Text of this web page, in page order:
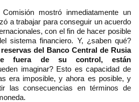
mostró inmediatamente un
a trabajar para conseguir un acuerdo
con el fin de hacer posible
sistema financiero. Y, ¿saben qué?
del Banco Central de Rusia
fuera de su control, están
imaginar? Esto es capacidad de
era imposible, y ahora es posible, y
las consecuencias en términos de